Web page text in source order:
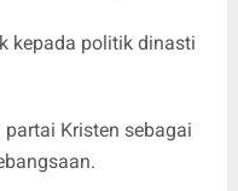
kepada politik dinasti
Kristen sebagai